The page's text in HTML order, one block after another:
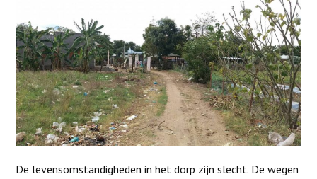
De levensomstandigheden in het dorp zijn slecht. De wegen